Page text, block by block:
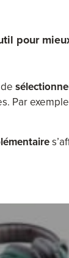
pour
Par